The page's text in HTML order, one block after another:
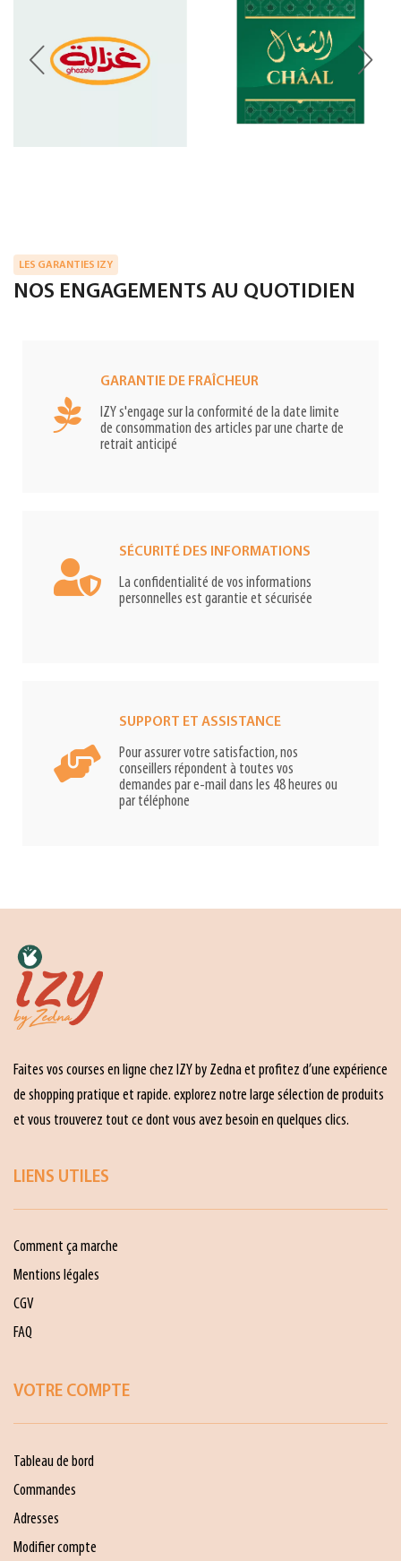
LES GARANTIES IZY
NOS ENGAGEMENTS AU QUOTIDIEN
GARANTIE DE FRAÎCHEUR
IZY s'engage sur la conformité de la date limite
de consommation des articles par une charte de
retrait anticipé
SÉCURITÉ DES INFORMATIONS
La confidentialité de vos informations
personnelles est garantie et sécurisée
SUPPORT ET ASSISTANCE
Pour assurer votre satisfaction, nos
conseillers répondent à toutes vos
demandes par e-mail dans les 48 heures ou
par téléphone
Faites vos courses en ligne chez IZY by Zedna et profitez d’une expérience
de shopping pratique et rapide. explorez notre large sélection de produits
et vous trouverez tout ce dont vous avez besoin en quelques clics.
LIENS UTILES
Comment ça marche
Mentions légales
CGV
FAQ
VOTRE COMPTE
Tableau de bord
Commandes
Adresses
Modifier compte